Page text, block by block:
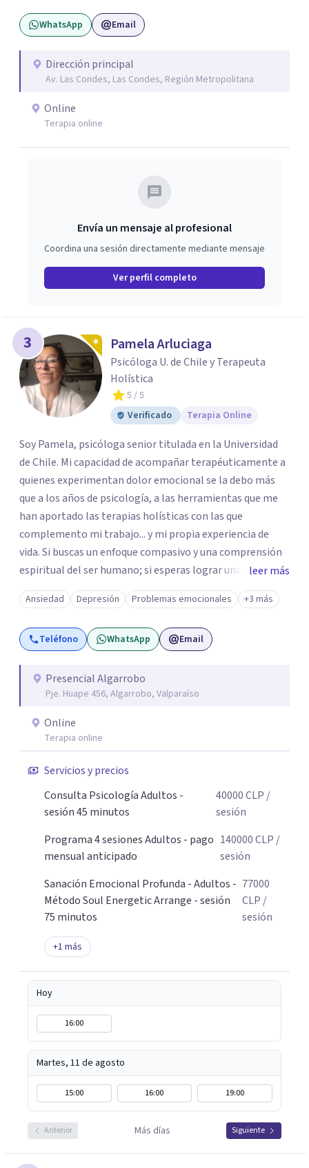
de abuso, violencia de género, maltrato en ambiente
laboral o mobbing, entre otros. Mi enfoque es
personas puedan sentirse escuchadas y apoyadas, en su
camino hacia la sanación y transformación de sus heridas
WhatsApp Email
Dirección principal
Av. Las Condes, Las Condes, Región Metropolitana
Online
Terapia online
Envía un mensaje al profesional
Coordina una sesión directamente mediante mensaje
Ver perfil completo
3 Pamela Arluciaga
Psicóloga U. de Chile y Terapeuta
Holística
5 / 5
Verificado
Terapia Online
Soy Pamela, psicóloga senior titulada en la Universidad
de Chile. Mi capacidad de acompañar terapéuticamente a
quienes experimentan dolor emocional se la debo más
que a los años de psicología, a las herramientas que me
han aportado las terapias holísticas con las que
complemento mi trabajo... y mi propia experiencia de
vida. Si buscas un enfoque compasivo y una comprensión
espiritual del ser humano; si esperas lograr una sanación
emocional profunda y duradera, te espero en sesión.
Atiendo con frecuencia a personas que han convivido por
meses o años con síntomas de depresión y ansiedad,
principalmente mujeres adultas y adolescentes.
abrazo, Pamela
leer más
Ansiedad Depresión Problemas emocionales +3 más
Teléfono WhatsApp Email
Presencial Algarrobo
Pje. Huape 456, Algarrobo, Valparaíso
Online
Terapia online
Servicios y precios
Consulta Psicología Adultos -
sesión 45 minutos
40000CLP /
sesión
Programa 4 sesiones Adultos - pago
mensual anticipado
140000CLP /
sesión
Sanación Emocional Profunda - Adultos -
Método Soul Energetic Arrange - sesión
75 minutos
77000
CLP /
sesión
+1 más
Hoy
16:00
Martes, 11 de agosto
15:00 16:00 19:00
Anterior Más días Siguiente